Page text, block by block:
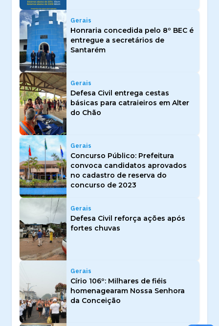
Gerais
Honraria concedida pelo 8º BEC é
entregue a secretários de
Santarém
Gerais
Defesa Civil entrega cestas
básicas para catraieiros em Alter
do Chão
Gerais
Concurso Público: Prefeitura
convoca candidatos aprovados
no cadastro de reserva do
concurso de 2023
Gerais
Defesa Civil reforça ações após
fortes chuvas
Gerais
Círio 106º: Milhares de fiéis
homenagearam Nossa Senhora
da Conceição